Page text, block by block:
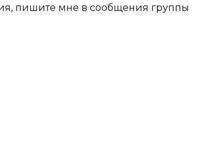
пишите мне в сообщения группы